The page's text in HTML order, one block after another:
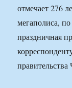
отмечает 276
мегаполиса,
праздничная